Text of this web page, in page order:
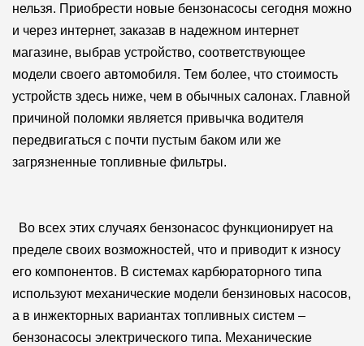
нельзя. Приобрести новые бензонасосы сегодня можно
и через интернет, заказав в надежном интернет
магазине, выбрав устройство, соответствующее
модели своего автомобиля. Тем более, что стоимость
устройств здесь ниже, чем в обычных салонах. Главной
причиной поломки является привычка водителя
передвигаться с почти пустым баком или же
загрязненные топливные фильтры.
Во всех этих случаях бензонасос функционирует на
пределе своих возможностей, что и приводит к износу
его компонентов. В системах карбюраторного типа
используют механические модели бензиновых насосов,
а в инжекторных вариантах топливных систем –
бензонасосы электрического типа. Механические